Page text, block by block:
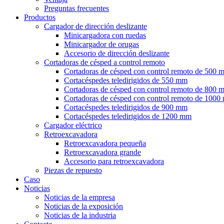
Preguntas frecuentes
Productos
Cargador de dirección deslizante
Minicargadora con ruedas
Minicargador de orugas
Accesorio de dirección deslizante
Cortadoras de césped a control remoto
Cortadoras de césped con control remoto de 500
Cortacéspedes teledirigidos de 550 mm
Cortadoras de césped con control remoto de 800
Cortadoras de césped con control remoto de 1000
Cortacéspedes teledirigidos de 900 mm
Cortacéspedes teledirigidos de 1200 mm
Cargador eléctrico
Retroexcavadora
Retroexcavadora pequeña
Retroexcavadora grande
Accesorio para retroexcavadora
Piezas de repuesto
Caso
Noticias
Noticias de la empresa
Noticias de la exposición
Noticias de la industria